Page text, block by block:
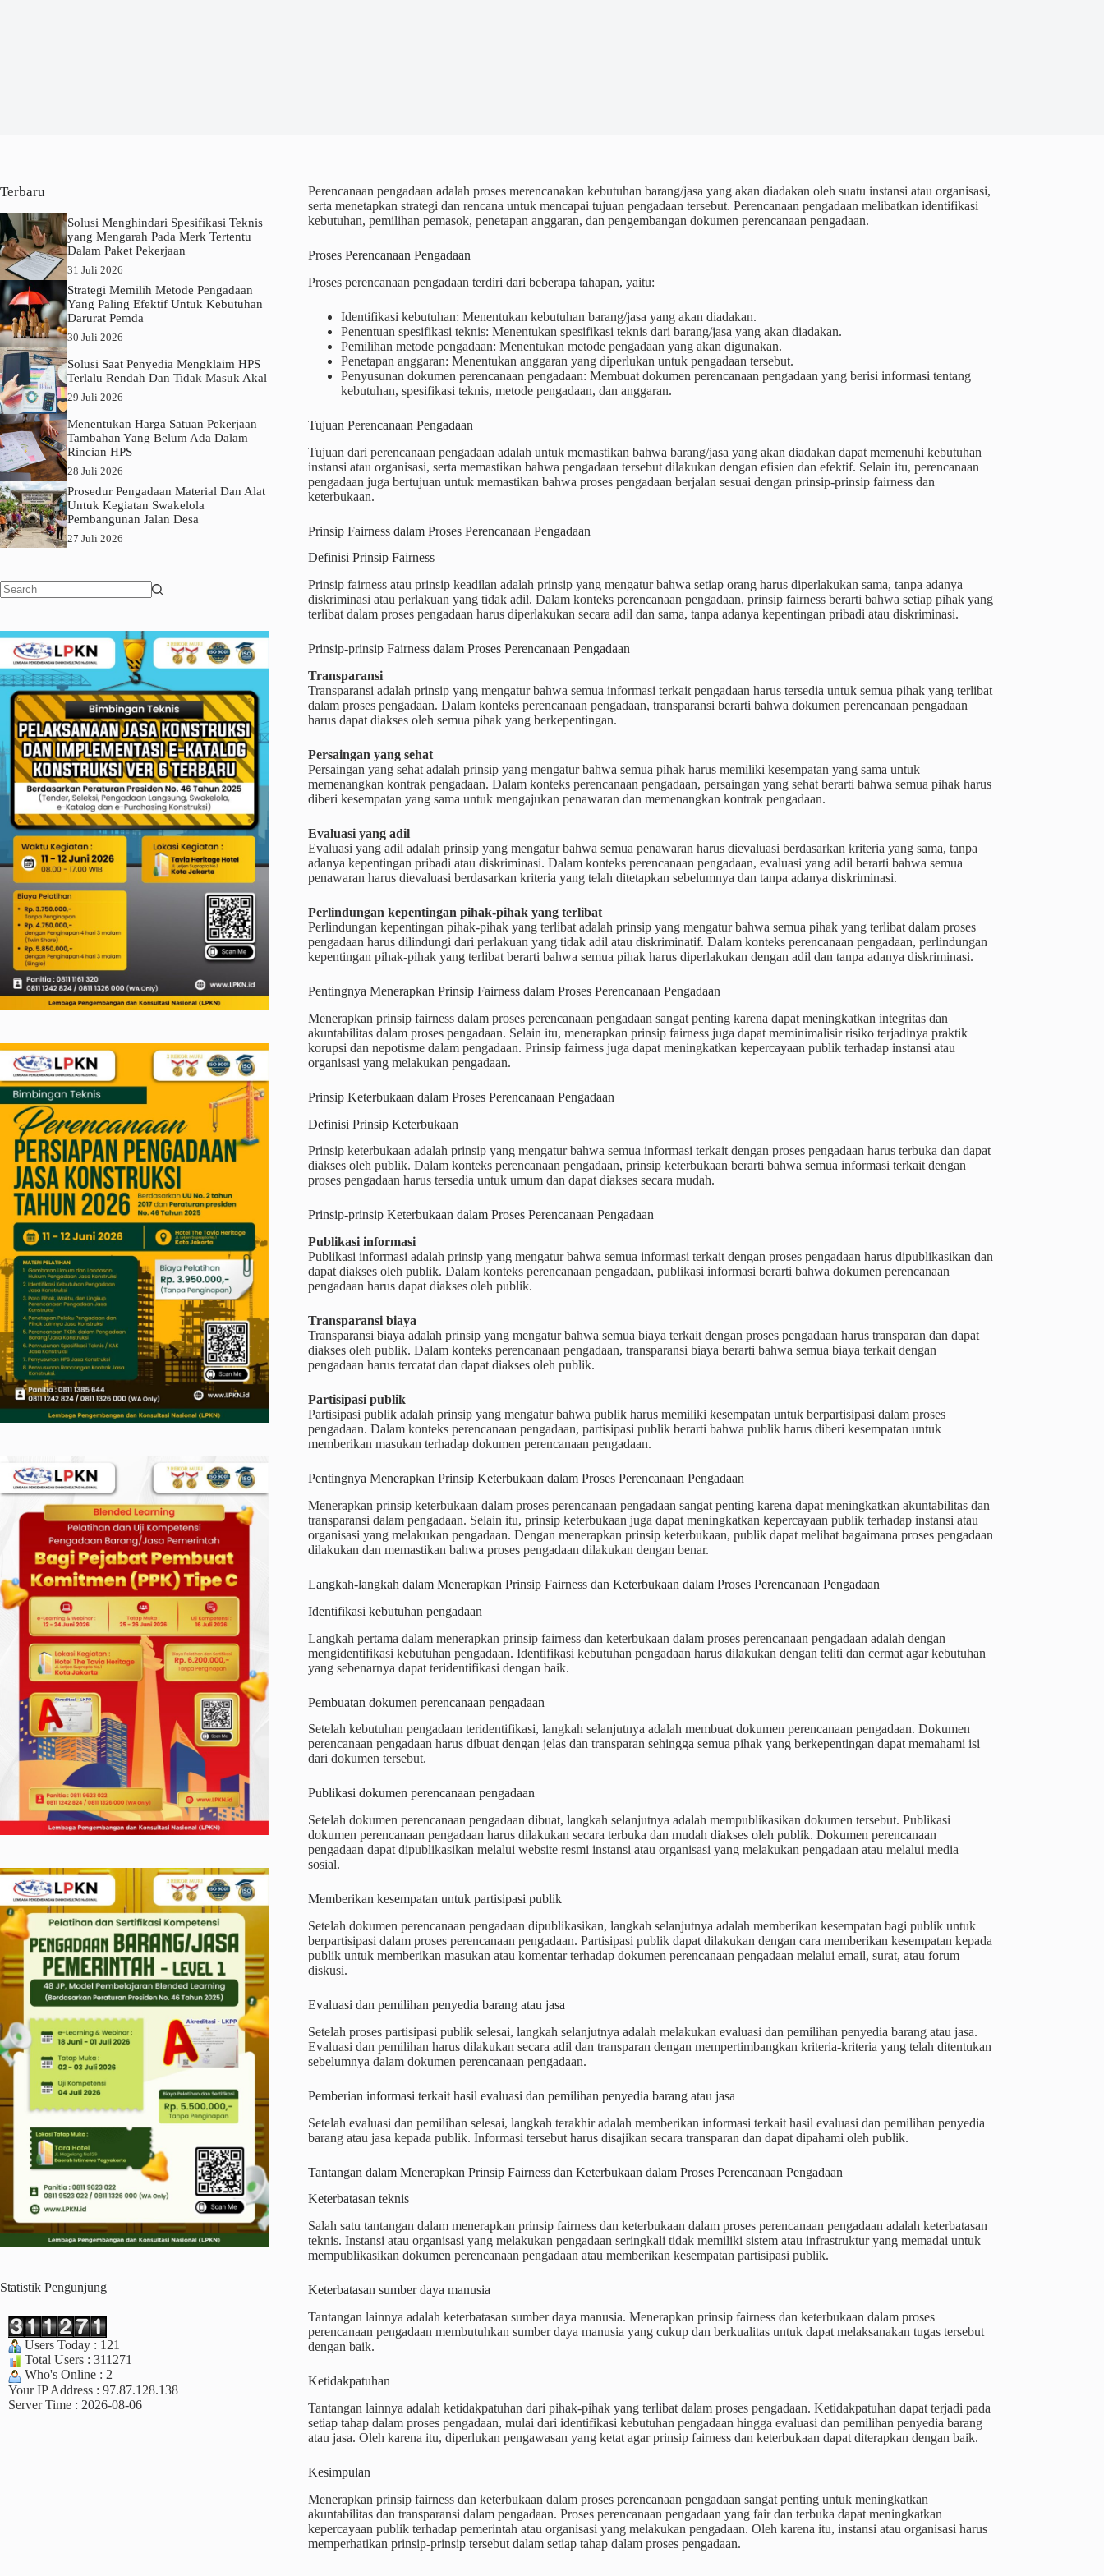
Perencanaan pengadaan adalah proses merencanakan kebutuhan barang/jasa yang akan diadakan oleh suatu instansi atau organisasi,
serta menetapkan strategi dan rencana untuk mencapai tujuan pengadaan tersebut. Perencanaan pengadaan melibatkan identifikasi
kebutuhan, pemilihan pemasok, penetapan anggaran, dan pengembangan dokumen perencanaan pengadaan.
Proses Perencanaan Pengadaan
Proses perencanaan pengadaan terdiri dari beberapa tahapan, yaitu:
Identifikasi kebutuhan: Menentukan kebutuhan barang/jasa yang akan diadakan.
Penentuan spesifikasi teknis: Menentukan spesifikasi teknis dari barang/jasa yang akan diadakan.
Pemilihan metode pengadaan: Menentukan metode pengadaan yang akan digunakan.
Penetapan anggaran: Menentukan anggaran yang diperlukan untuk pengadaan tersebut.
Penyusunan dokumen perencanaan pengadaan: Membuat dokumen perencanaan pengadaan yang berisi informasi tentang
kebutuhan, spesifikasi teknis, metode pengadaan, dan anggaran.
Tujuan Perencanaan Pengadaan
Tujuan dari perencanaan pengadaan adalah untuk memastikan bahwa barang/jasa yang akan diadakan dapat memenuhi kebutuhan
instansi atau organisasi, serta memastikan bahwa pengadaan tersebut dilakukan dengan efisien dan efektif. Selain itu, perencanaan
pengadaan juga bertujuan untuk memastikan bahwa proses pengadaan berjalan sesuai dengan prinsip-prinsip fairness dan
keterbukaan.
Prinsip Fairness dalam Proses Perencanaan Pengadaan
Definisi Prinsip Fairness
Prinsip fairness atau prinsip keadilan adalah prinsip yang mengatur bahwa setiap orang harus diperlakukan sama, tanpa adanya
diskriminasi atau perlakuan yang tidak adil. Dalam konteks perencanaan pengadaan, prinsip fairness berarti bahwa setiap pihak yang
terlibat dalam proses pengadaan harus diperlakukan secara adil dan sama, tanpa adanya kepentingan pribadi atau diskriminasi.
Prinsip-prinsip Fairness dalam Proses Perencanaan Pengadaan
Transparansi
Transparansi adalah prinsip yang mengatur bahwa semua informasi terkait pengadaan harus tersedia untuk semua pihak yang terlibat
dalam proses pengadaan. Dalam konteks perencanaan pengadaan, transparansi berarti bahwa dokumen perencanaan pengadaan
harus dapat diakses oleh semua pihak yang berkepentingan.
Persaingan yang sehat
Persaingan yang sehat adalah prinsip yang mengatur bahwa semua pihak harus memiliki kesempatan yang sama untuk
memenangkan kontrak pengadaan. Dalam konteks perencanaan pengadaan, persaingan yang sehat berarti bahwa semua pihak harus
diberi kesempatan yang sama untuk mengajukan penawaran dan memenangkan kontrak pengadaan.
Evaluasi yang adil
Evaluasi yang adil adalah prinsip yang mengatur bahwa semua penawaran harus dievaluasi berdasarkan kriteria yang sama, tanpa
adanya kepentingan pribadi atau diskriminasi. Dalam konteks perencanaan pengadaan, evaluasi yang adil berarti bahwa semua
penawaran harus dievaluasi berdasarkan kriteria yang telah ditetapkan sebelumnya dan tanpa adanya diskriminasi.
Perlindungan kepentingan pihak-pihak yang terlibat
Perlindungan kepentingan pihak-pihak yang terlibat adalah prinsip yang mengatur bahwa semua pihak yang terlibat dalam proses
pengadaan harus dilindungi dari perlakuan yang tidak adil atau diskriminatif. Dalam konteks perencanaan pengadaan, perlindungan
kepentingan pihak-pihak yang terlibat berarti bahwa semua pihak harus diperlakukan dengan adil dan tanpa adanya diskriminasi.
Pentingnya Menerapkan Prinsip Fairness dalam Proses Perencanaan Pengadaan
Menerapkan prinsip fairness dalam proses perencanaan pengadaan sangat penting karena dapat meningkatkan integritas dan
akuntabilitas dalam proses pengadaan. Selain itu, menerapkan prinsip fairness juga dapat meminimalisir risiko terjadinya praktik
korupsi dan nepotisme dalam pengadaan. Prinsip fairness juga dapat meningkatkan kepercayaan publik terhadap instansi atau
organisasi yang melakukan pengadaan.
Prinsip Keterbukaan dalam Proses Perencanaan Pengadaan
Definisi Prinsip Keterbukaan
Prinsip keterbukaan adalah prinsip yang mengatur bahwa semua informasi terkait dengan proses pengadaan harus terbuka dan dapat
diakses oleh publik. Dalam konteks perencanaan pengadaan, prinsip keterbukaan berarti bahwa semua informasi terkait dengan
proses pengadaan harus tersedia untuk umum dan dapat diakses secara mudah.
Prinsip-prinsip Keterbukaan dalam Proses Perencanaan Pengadaan
Publikasi informasi
Publikasi informasi adalah prinsip yang mengatur bahwa semua informasi terkait dengan proses pengadaan harus dipublikasikan dan
dapat diakses oleh publik. Dalam konteks perencanaan pengadaan, publikasi informasi berarti bahwa dokumen perencanaan
pengadaan harus dapat diakses oleh publik.
Transparansi biaya
Transparansi biaya adalah prinsip yang mengatur bahwa semua biaya terkait dengan proses pengadaan harus transparan dan dapat
diakses oleh publik. Dalam konteks perencanaan pengadaan, transparansi biaya berarti bahwa semua biaya terkait dengan
pengadaan harus tercatat dan dapat diakses oleh publik.
Partisipasi publik
Partisipasi publik adalah prinsip yang mengatur bahwa publik harus memiliki kesempatan untuk berpartisipasi dalam proses
pengadaan. Dalam konteks perencanaan pengadaan, partisipasi publik berarti bahwa publik harus diberi kesempatan untuk
memberikan masukan terhadap dokumen perencanaan pengadaan.
Pentingnya Menerapkan Prinsip Keterbukaan dalam Proses Perencanaan Pengadaan
Menerapkan prinsip keterbukaan dalam proses perencanaan pengadaan sangat penting karena dapat meningkatkan akuntabilitas dan
transparansi dalam pengadaan. Selain itu, prinsip keterbukaan juga dapat meningkatkan kepercayaan publik terhadap instansi atau
organisasi yang melakukan pengadaan. Dengan menerapkan prinsip keterbukaan, publik dapat melihat bagaimana proses pengadaan
dilakukan dan memastikan bahwa proses pengadaan dilakukan dengan benar.
Langkah-langkah dalam Menerapkan Prinsip Fairness dan Keterbukaan dalam Proses Perencanaan Pengadaan
Identifikasi kebutuhan pengadaan
Langkah pertama dalam menerapkan prinsip fairness dan keterbukaan dalam proses perencanaan pengadaan adalah dengan
mengidentifikasi kebutuhan pengadaan. Identifikasi kebutuhan pengadaan harus dilakukan dengan teliti dan cermat agar kebutuhan
yang sebenarnya dapat teridentifikasi dengan baik.
Pembuatan dokumen perencanaan pengadaan
Setelah kebutuhan pengadaan teridentifikasi, langkah selanjutnya adalah membuat dokumen perencanaan pengadaan. Dokumen
perencanaan pengadaan harus dibuat dengan jelas dan transparan sehingga semua pihak yang berkepentingan dapat memahami isi
dari dokumen tersebut.
Publikasi dokumen perencanaan pengadaan
Setelah dokumen perencanaan pengadaan dibuat, langkah selanjutnya adalah mempublikasikan dokumen tersebut. Publikasi
dokumen perencanaan pengadaan harus dilakukan secara terbuka dan mudah diakses oleh publik. Dokumen perencanaan
pengadaan dapat dipublikasikan melalui website resmi instansi atau organisasi yang melakukan pengadaan atau melalui media
sosial.
Memberikan kesempatan untuk partisipasi publik
Setelah dokumen perencanaan pengadaan dipublikasikan, langkah selanjutnya adalah memberikan kesempatan bagi publik untuk
berpartisipasi dalam proses perencanaan pengadaan. Partisipasi publik dapat dilakukan dengan cara memberikan kesempatan kepada
publik untuk memberikan masukan atau komentar terhadap dokumen perencanaan pengadaan melalui email, surat, atau forum
diskusi.
Evaluasi dan pemilihan penyedia barang atau jasa
Setelah proses partisipasi publik selesai, langkah selanjutnya adalah melakukan evaluasi dan pemilihan penyedia barang atau jasa.
Evaluasi dan pemilihan harus dilakukan secara adil dan transparan dengan mempertimbangkan kriteria-kriteria yang telah ditentukan
sebelumnya dalam dokumen perencanaan pengadaan.
Pemberian informasi terkait hasil evaluasi dan pemilihan penyedia barang atau jasa
Setelah evaluasi dan pemilihan selesai, langkah terakhir adalah memberikan informasi terkait hasil evaluasi dan pemilihan penyedia
barang atau jasa kepada publik. Informasi tersebut harus disajikan secara transparan dan dapat dipahami oleh publik.
Tantangan dalam Menerapkan Prinsip Fairness dan Keterbukaan dalam Proses Perencanaan Pengadaan
Keterbatasan teknis
Salah satu tantangan dalam menerapkan prinsip fairness dan keterbukaan dalam proses perencanaan pengadaan adalah keterbatasan
teknis. Instansi atau organisasi yang melakukan pengadaan seringkali tidak memiliki sistem atau infrastruktur yang memadai untuk
mempublikasikan dokumen perencanaan pengadaan atau memberikan kesempatan partisipasi publik.
Keterbatasan sumber daya manusia
Tantangan lainnya adalah keterbatasan sumber daya manusia. Menerapkan prinsip fairness dan keterbukaan dalam proses
perencanaan pengadaan membutuhkan sumber daya manusia yang cukup dan berkualitas untuk dapat melaksanakan tugas tersebut
dengan baik.
Ketidakpatuhan
Tantangan lainnya adalah ketidakpatuhan dari pihak-pihak yang terlibat dalam proses pengadaan. Ketidakpatuhan dapat terjadi pada
setiap tahap dalam proses pengadaan, mulai dari identifikasi kebutuhan pengadaan hingga evaluasi dan pemilihan penyedia barang
atau jasa. Oleh karena itu, diperlukan pengawasan yang ketat agar prinsip fairness dan keterbukaan dapat diterapkan dengan baik.
Kesimpulan
Menerapkan prinsip fairness dan keterbukaan dalam proses perencanaan pengadaan sangat penting untuk meningkatkan
akuntabilitas dan transparansi dalam pengadaan. Proses perencanaan pengadaan yang fair dan terbuka dapat meningkatkan
kepercayaan publik terhadap pemerintah atau organisasi yang melakukan pengadaan. Oleh karena itu, instansi atau organisasi harus
memperhatikan prinsip-prinsip tersebut dalam setiap tahap dalam proses pengadaan.
Terbaru
Solusi Menghindari Spesifikasi Teknis
yang Mengarah Pada Merk Tertentu
Dalam Paket Pekerjaan
31 Juli 2026
Strategi Memilih Metode Pengadaan
Yang Paling Efektif Untuk Kebutuhan
Darurat Pemda
30 Juli 2026
Solusi Saat Penyedia Mengklaim HPS
Terlalu Rendah Dan Tidak Masuk Akal
29 Juli 2026
Menentukan Harga Satuan Pekerjaan
Tambahan Yang Belum Ada Dalam
Rincian HPS
28 Juli 2026
Prosedur Pengadaan Material Dan Alat
Untuk Kegiatan Swakelola
Pembangunan Jalan Desa
27 Juli 2026
Statistik Pengunjung
Users Today : 121
Total Users : 311271
Who's Online : 2
Your IP Address : 97.87.128.138
Server Time : 2026-08-06